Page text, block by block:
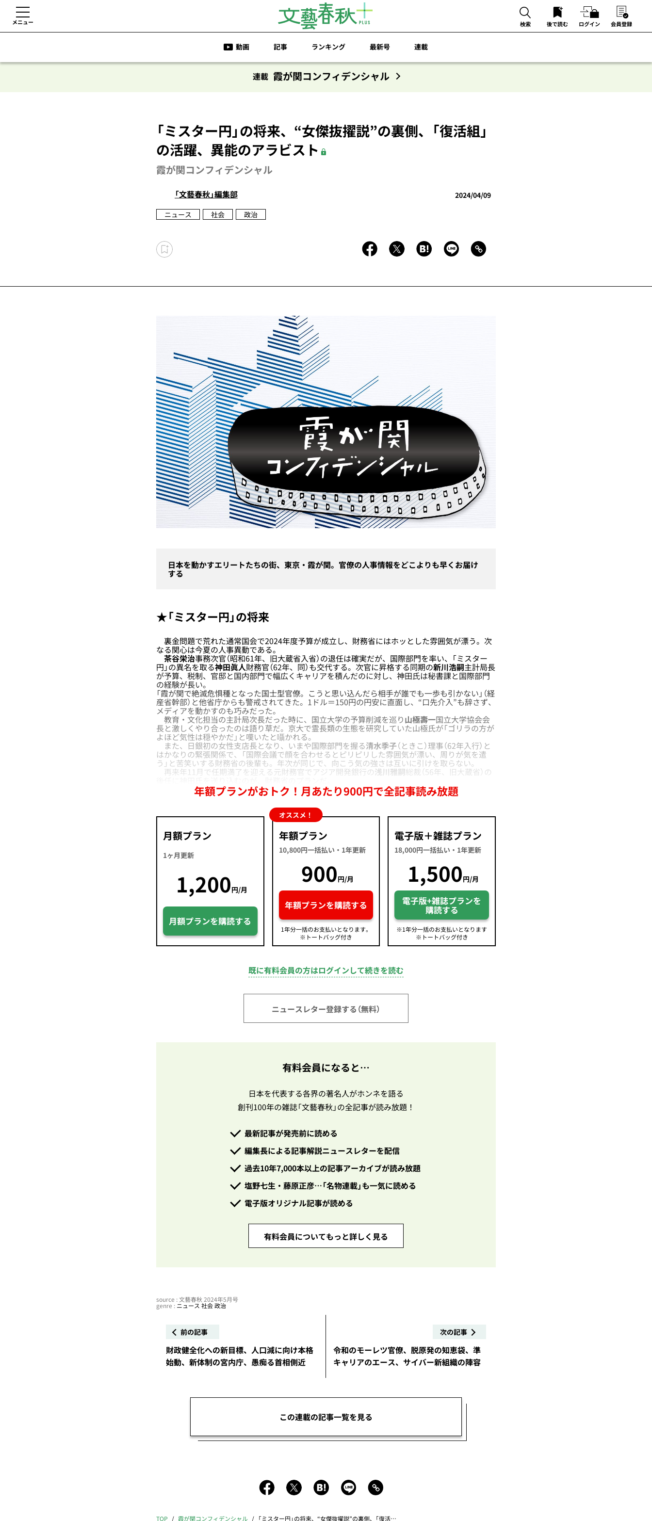
メニュー 検索 後で読む ログイン 会員登録
動画 記事 ランキング 最新号 連載
連載 霞が関コンフィデンシャル
「ミスター円」の将来、“女傑抜擢説”の裏側、「復活組」
の活躍、異能のアラビスト
霞が関コンフィデンシャル
「文藝春秋」編集部
2024/04/09
ニュース
社会 政治
日本を動かすエリートたちの街、東京・霞が関。官僚の人事情報をどこよりも早くお届け
する
★「ミスター円」の将来
裏金問題で荒れた通常国会で2024年度予算が成立し、財務省にはホッとした雰囲気が漂う。次
なる関心は今夏の人事異動である。
茶谷栄治事務次官（昭和61年、旧大蔵省入省）の退任は確実だが、国際部門を率い、「ミスター
円」の異名を取る神田眞人財務官（62年、同）も交代する。次官に昇格する同期の新川浩嗣主計局長
が予算、税制、官邸と国内部門で幅広くキャリアを積んだのに対し、神田氏は秘書課と国際部門
の経験が長い。
「霞が関で絶滅危惧種となった国士型官僚。こうと思い込んだら相手が誰でも一歩も引かない」（経
産省幹部）と他省庁からも警戒されてきた。1ドル＝150円の円安に直面し、“口先介入”も辞さず、
メディアを動かすのも巧みだった。
教育・文化担当の主計局次長だった時に、国立大学の予算削減を巡り山極壽一国立大学協会会
長と激しくやり合ったのは語り草だ。京大で霊長類の生態を研究していた山極氏が「ゴリラの方が
よほど気性は穏やかだ」と嘆いたと囁かれる。
また、日銀初の女性支店長となり、いまや国際部門を握る清水季子（ときこ）理事（62年入行）と
はかなりの緊張関係で、「国際会議で顔を合わせるとピリピリした雰囲気が漂い、周りが気を遣
う」と苦笑いする財務省の後輩も。年次が同じで、向こう気の強さは互いに引けを取らない。
再来年11月で任期満了を迎える元財務官でアジア開発銀行の浅川雅嗣総裁（56年、旧大蔵省）の
年額プランがおトク！月あたり900円で全記事読み放題
月額プラン
1ヶ月更新
1,200円/月
月額プランを購読する
オススメ！
年額プラン
10,800円一括払い・1年更新
900円/月
年額プランを購読する
1年分一括のお支払いとなります。
※トートバッグ付き
電子版＋雑誌プラン
18,000円一括払い・1年更新
1,500円/月
電子版+雑誌プランを
購読する
※1年分一括のお支払いとなります
※トートバッグ付き
既に有料会員の方はログインして続きを読む
ニュースレター登録する（無料）
有料会員になると…
日本を代表する各界の著名人がホンネを語る
創刊100年の雑誌「文藝春秋」の全記事が読み放題！
最新記事が発売前に読める
編集長による記事解説ニュースレターを配信
過去10年7,000本以上の記事アーカイブが読み放題
塩野七生・藤原正彦…「名物連載」も一気に読める
電子版オリジナル記事が読める
有料会員についてもっと詳しく見る
source : 文藝春秋 2024年5月号
genre : ニュース 社会政治
前の記事
財政健全化への新目標、人口減に向け本格
始動、新体制の宮内庁、愚痴る首相側近
次の記事
令和のモーレツ官僚、脱原発の知恵袋、準
キャリアのエース、サイバー新組織の陣容
この連載の記事一覧を見る
TOP 霞が関コンフィデンシャル 「ミスター円」の将来、“女傑抜擢説”の裏側、「復活組」の活躍、異能のアラビスト